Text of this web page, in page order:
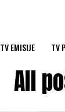
TV EMISIJE TV
All